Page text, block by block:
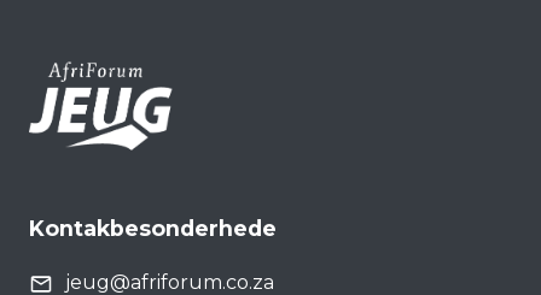
Kontakbesonderhede
jeug@afriforum.co.za